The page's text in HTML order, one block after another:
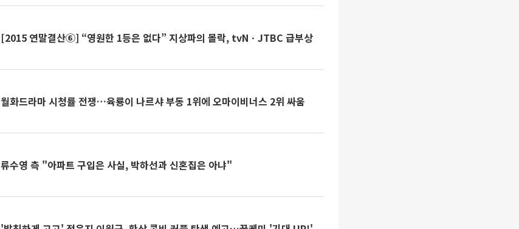
[2015 연말결산⑥] “영원한 1등은 없다” 지상파의 몰락, tvNㆍJTBC 급부상
월화드라마 시청률 전쟁…육룡이 나르샤 부동 1위에 오마이비너스 2위 싸움
류수영 측 "아파트 구입은 사실, 박하선과 신혼집은 아냐"